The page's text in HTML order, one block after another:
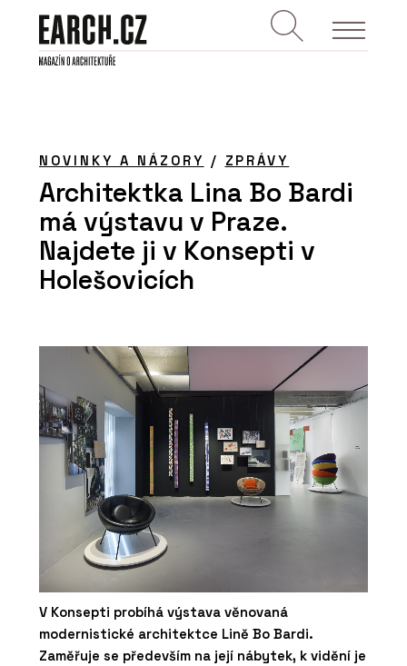
NOVINKY A NÁZORY / ZPRÁVY
Architektka Lina Bo Bardi
má výstavu v Praze.
Najdete ji v Konsepti v
Holešovicích
V Konsepti probíhá výstava věnovaná
modernistické architektce Lině Bo Bardi.
Zaměřuje se především na její nábytek, k vidění je